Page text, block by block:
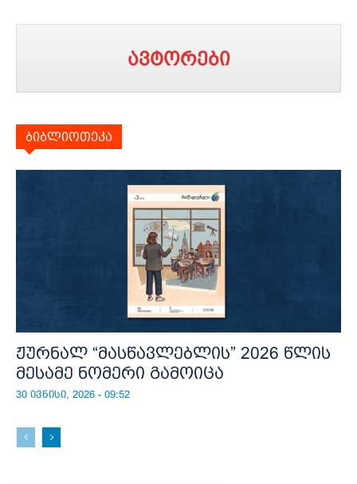
ავტორები
ბიბლიოთეკა
ჟურნალ “მასწავლებლის” 2026 წლის
მესამე ნომერი გამოიცა
30 ივნისი, 2026 - 09:52